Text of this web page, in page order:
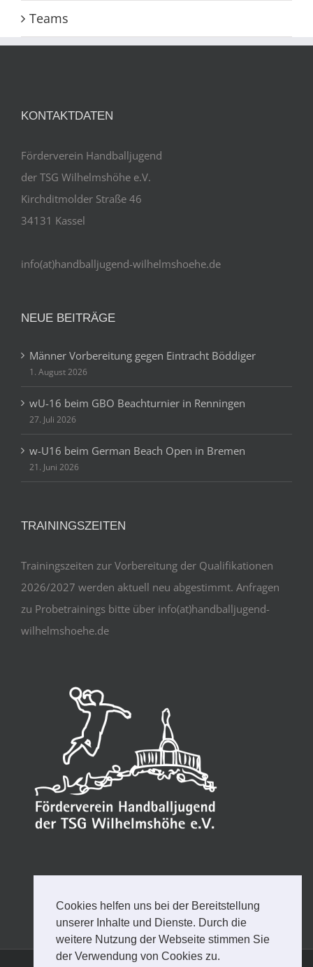
Cookies helfen uns bei der Bereitstellung
unserer Inhalte und Dienste. Durch die
weitere Nutzung der Webseite stimmen Sie
der Verwendung von Cookies zu.
Teams
KONTAKTDATEN
Förderverein Handballjugend
der TSG Wilhelmshöhe e.V.
Kirchditmolder Straße 46
34131 Kassel
info(at)handballjugend-wilhelmshoehe.de
NEUE BEITRÄGE
Männer Vorbereitung gegen Eintracht Böddiger
1. August 2026
wU-16 beim GBO Beachturnier in Renningen
27. Juli 2026
w-U16 beim German Beach Open in Bremen
21. Juni 2026
TRAININGSZEITEN
Trainingszeiten zur Vorbereitung der Qualifikationen
2026/2027 werden aktuell neu abgestimmt. Anfragen
zu Probetrainings bitte über info(at)handballjugend-
wilhelmshoehe.de